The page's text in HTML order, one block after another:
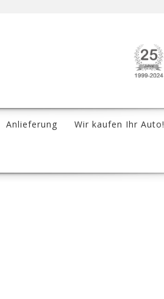
Anlieferung Wir kaufen Ihr Auto!